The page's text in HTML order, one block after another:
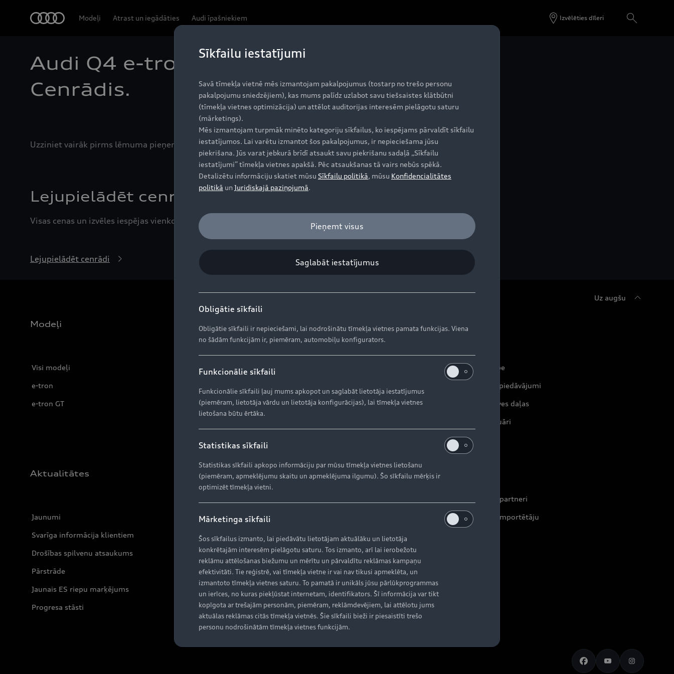
Modeļi Atrast un iegādāties Audi īpašniekiem Izvēlēties dīleri
Audi Q4 e-tron
Cenrādis.
Uzziniet vairāk pirms lēmuma pieņemšanas: Lejuplādējiet savā datorā cenrādi PDF formātā.
Lejupielādēt cenrādi
Visas cenas un izvēles iespējas vienkopus: Aktuālais cenrādis lejupielādei PDF formātā.
Lejupielādēt cenrādi
Uz augšu
Modeļi
Visi modeļi
e-tron
e-tron GT
Iegādāties Audi
Aktuālie piedāvājumi
Lietoti automobiļi
Audi serviss
Serviss un apkope
Aktuālie servisa piedāvājumi
Oriģinālās rezerves daļas
Oriģinālie aksesuāri
Garantijas
Aktualitātes
Jaunumi
Svarīga informācija klientiem
Drošības spilvenu atsaukums
Pārstrāde
Jaunais ES riepu marķējums
Progresa stāsti
AUDI AG
Par kompāniju (ENG)
Ražošanas vietas (ENG)
Vēsture (ENG)
Dīleri un servisa partneri
Informācija par importētāju
Sīkfailu iestatījumi
Savā tīmekļa vietnē mēs izmantojam pakalpojumus (tostarp no trešo personu
pakalpojumu sniedzējiem), kas mums palīdz uzlabot savu tiešsaistes klātbūtni
(tīmekļa vietnes optimizācija) un attēlot auditorijas interesēm pielāgotu saturu
(mārketings).
Mēs izmantojam turpmāk minēto kategoriju sīkfailus, ko iespējams pārvaldīt sīkfailu
iestatījumos. Lai varētu izmantot šos pakalpojumus, ir nepieciešama jūsu
piekrišana. Jūs varat jebkurā brīdī atsaukt savu piekrišanu sadaļā „Sīkfailu
iestatījumi” tīmekļa vietnes apakšā. Pēc atsaukšanas tā vairs nebūs spēkā.
Detalizētu informāciju skatiet mūsu Sīkfailu politikā, mūsu Konfidencialitātes
politikā unJuridiskajā paziņojumā.
Pieņemt visus
Saglabāt iestatījumus
Obligātie sīkfaili
Obligātie sīkfaili ir nepieciešami, lai nodrošinātu tīmekļa vietnes pamata funkcijas. Viena
no šādām funkcijām ir, piemēram, automobiļu konfigurators.
Funkcionālie sīkfaili
Funkcionālie sīkfaili ļauj mums apkopot un saglabāt lietotāja iestatījumus
(piemēram, lietotāja vārdu un lietotāja konfigurācijas), lai tīmekļa vietnes
lietošana būtu ērtāka.
Statistikas sīkfaili
Statistikas sīkfaili apkopo informāciju par mūsu tīmekļa vietnes lietošanu
(piemēram, apmeklējumu skaitu un apmeklējuma ilgumu). Šo sīkfailu mērķis ir
optimizēt tīmekļa vietni.
Mārketinga sīkfaili
Šos sīkfailus izmanto, lai piedāvātu lietotājam aktuālāku un lietotāja
konkrētajām interesēm pielāgotu saturu. Tos izmanto, arī lai ierobežotu
reklāmu attēlošanas biežumu un mērītu un pārvaldītu reklāmas kampaņu
efektivitāti. Tie reģistrē, vai tīmekļa vietne ir vai nav tikusi apmeklēta, un
izmantoto tīmekļa vietnes saturu. To pamatā ir unikāls jūsu pārlūkprogrammas
un ierīces, no kuras piekļūstat internetam, identifikators. Šī informācija var tikt
kopīgota ar trešajām personām, piemēram, reklāmdevējiem, lai attēlotu jums
aktuālas reklāmas citās tīmekļa vietnēs. Šie sīkfaili bieži ir piesaistīti trešo
personu nodrošinātām tīmekļa vietnes funkcijām.